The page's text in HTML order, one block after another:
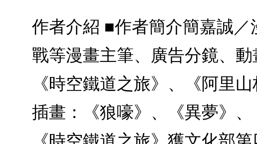
作者介紹 ■作者簡介簡嘉誠
戰等漫畫主筆、廣告分鏡、
《時空鐵道之旅》、《阿里
插畫：《狼嚎》、《異夢》